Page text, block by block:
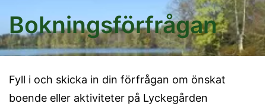
Bokningsförfrågan
Fyll i och skicka in din förfrågan om önskat
boende eller aktiviteter på Lyckegården